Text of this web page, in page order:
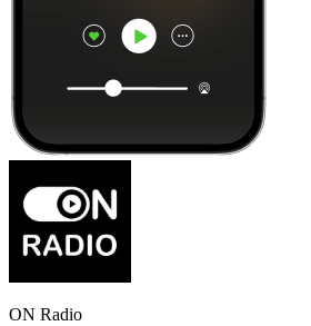
ON Radio